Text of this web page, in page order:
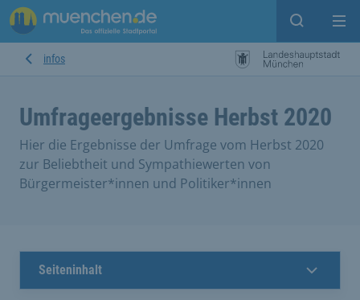
Suche
infos
Umfrageergebnisse Herbst 2020
Hier die Ergebnisse der Umfrage vom Herbst 2020
zur Beliebtheit und Sympathiewerten von
Bürgermeister*innen und Politiker*innen
Seiteninhalt